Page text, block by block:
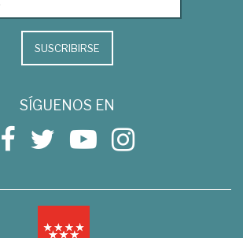
SUSCRIBIRSE
SÍGUENOS EN